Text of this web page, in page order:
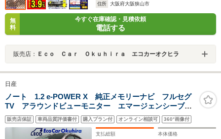
住所 大阪府大阪狭山市
無
料
今すぐ在庫確認・見積依頼
電話する
販売店： Ｅｃｏ Ｃａｒ Ｏｋｕｈｉｒａ エコカーオクヒラ
日産
ノート 1.2 e-POWER X 純正メモリーナビ フルセグ
TV アラウンドビューモニター エマージェンシーブレ
ーキ 前方ドラレコ BT接続 ETC コーナーセンサ
ー レーンキープアシスト 横滑り防止装置 純正アル
ミ スペアキー
販売店保証 車両品質評価書付 購入プラン付 オンライン相談可 360°画像付
支払総額 本体価格